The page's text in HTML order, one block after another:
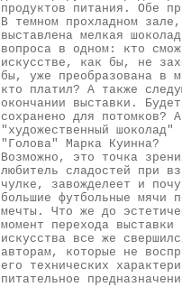
продуктов питания. Обе
В темном прохладном
выставлена мелкая
вопроса в одном: кто
искусстве, как бы, не
бы, уже преобразована в
кто платил? А также
окончании выставки.
сохранено для потомков?
"художественный
"Голова" Марка Куинна?
Возможно, это точка
любитель сладостей при
чулке, завожделеет и
большие футбольные мячи
мечты. Что же до
момент перехода
искусства все же
авторам, которые не
его технических
питательное